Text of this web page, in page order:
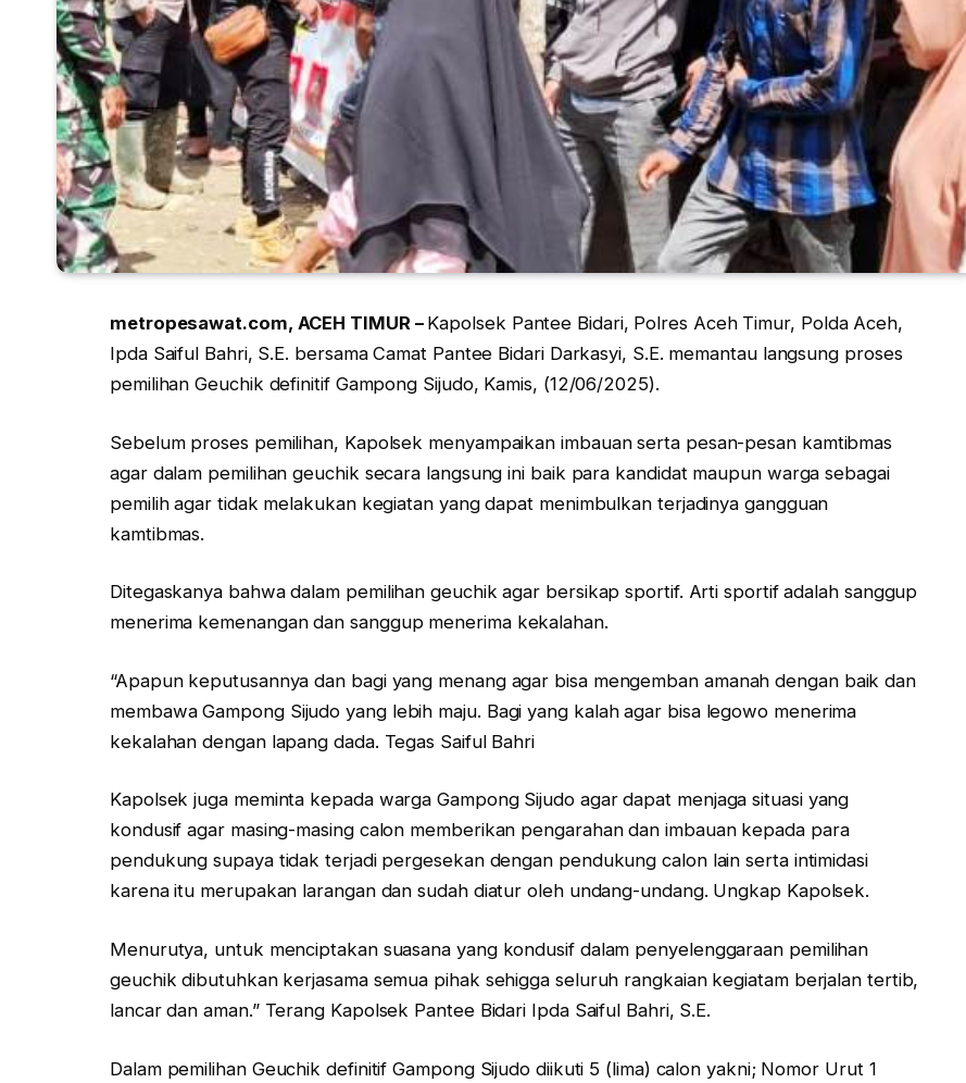
metropesawat.com, ACEH TIMUR – Kapolsek Pantee Bidari, Polres Aceh Timur, Polda Aceh,
Ipda Saiful Bahri, S.E. bersama Camat Pantee Bidari Darkasyi, S.E. memantau langsung proses
pemilihan Geuchik definitif Gampong Sijudo, Kamis, (12/06/2025).
Sebelum proses pemilihan, Kapolsek menyampaikan imbauan serta pesan-pesan kamtibmas
agar dalam pemilihan geuchik secara langsung ini baik para kandidat maupun warga sebagai
pemilih agar tidak melakukan kegiatan yang dapat menimbulkan terjadinya gangguan
kamtibmas.
Ditegaskanya bahwa dalam pemilihan geuchik agar bersikap sportif. Arti sportif adalah sanggup
menerima kemenangan dan sanggup menerima kekalahan.
“Apapun keputusannya dan bagi yang menang agar bisa mengemban amanah dengan baik dan
membawa Gampong Sijudo yang lebih maju. Bagi yang kalah agar bisa legowo menerima
kekalahan dengan lapang dada. Tegas Saiful Bahri
Kapolsek juga meminta kepada warga Gampong Sijudo agar dapat menjaga situasi yang
kondusif agar masing-masing calon memberikan pengarahan dan imbauan kepada para
pendukung supaya tidak terjadi pergesekan dengan pendukung calon lain serta intimidasi
karena itu merupakan larangan dan sudah diatur oleh undang-undang. Ungkap Kapolsek.
Menurutya, untuk menciptakan suasana yang kondusif dalam penyelenggaraan pemilihan
geuchik dibutuhkan kerjasama semua pihak sehigga seluruh rangkaian kegiatam berjalan tertib,
lancar dan aman.” Terang Kapolsek Pantee Bidari Ipda Saiful Bahri, S.E.
Dalam pemilihan Geuchik definitif Gampong Sijudo diikuti 5 (lima) calon yakni; Nomor Urut 1